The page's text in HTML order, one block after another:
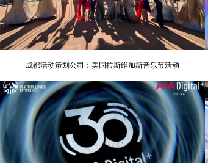
成都活动策划公司：美国拉斯维加斯音乐节活动